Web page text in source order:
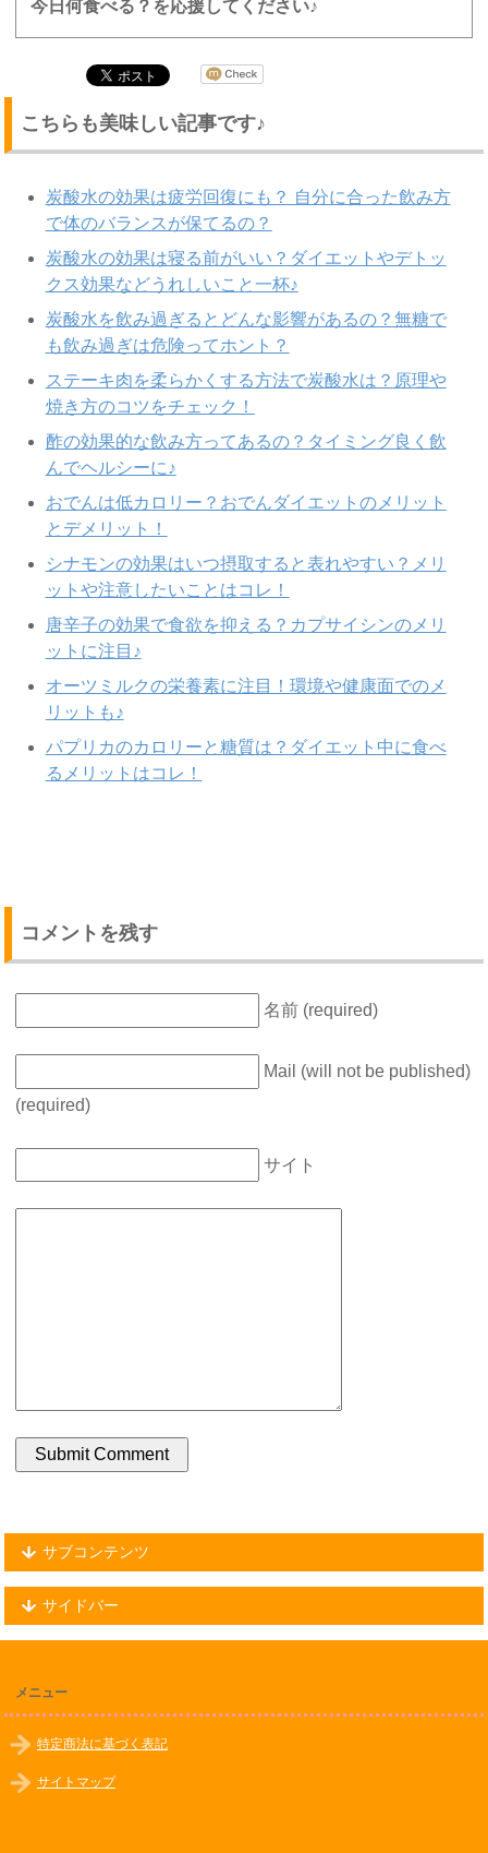
今日何食べる？を応援してください♪
こちらも美味しい記事です♪
炭酸水の効果は疲労回復にも？ 自分に合った飲み方
で体のバランスが保てるの？
炭酸水の効果は寝る前がいい？ダイエットやデトッ
クス効果などうれしいこと一杯♪
炭酸水を飲み過ぎるとどんな影響があるの？無糖で
も飲み過ぎは危険ってホント？
ステーキ肉を柔らかくする方法で炭酸水は？原理や
焼き方のコツをチェック！
酢の効果的な飲み方ってあるの？タイミング良く飲
んでヘルシーに♪
おでんは低カロリー？おでんダイエットのメリット
とデメリット！
シナモンの効果はいつ摂取すると表れやすい？メリ
ットや注意したいことはコレ！
唐辛子の効果で食欲を抑える？カプサイシンのメリ
ットに注目♪
オーツミルクの栄養素に注目！環境や健康面でのメ
リットも♪
パプリカのカロリーと糖質は？ダイエット中に食べ
るメリットはコレ！
コメントを残す
名前 (required)
Mail (will not be published)
(required)
サイト
サブコンテンツ
サイドバー
メニュー
特定商法に基づく表記
サイトマップ